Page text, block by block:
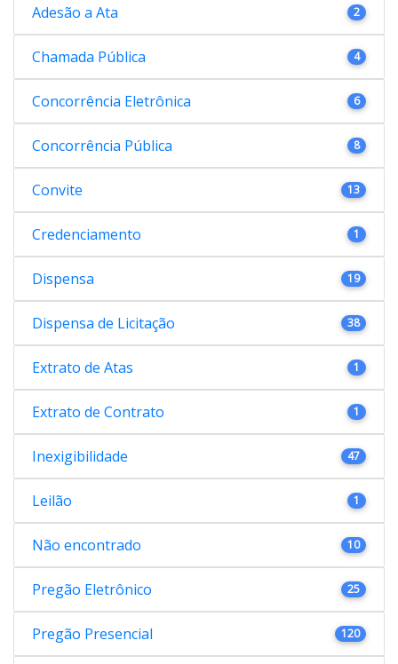
Adesão a Ata 2
Chamada Pública 4
Concorrência Eletrônica 6
Concorrência Pública 8
Convite 13
Credenciamento 1
Dispensa 19
Dispensa de Licitação 38
Extrato de Atas 1
Extrato de Contrato 1
Inexigibilidade 47
Leilão 1
Não encontrado 10
Pregão Eletrônico 25
Pregão Presencial 120